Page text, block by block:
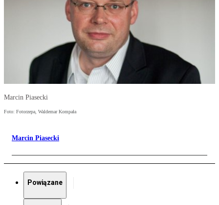
Marcin Piasecki
Foto: Fotorzepa, Waldemar Kompała
Marcin Piasecki
Powiązane